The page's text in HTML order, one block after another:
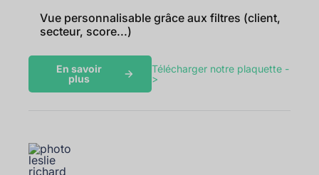
Vue personnalisable grâce aux filtres (client,
secteur, score...)
En savoir
plus
Télécharger notre plaquette -
>